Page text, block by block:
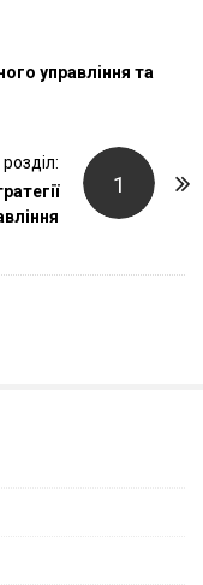
управління та
1